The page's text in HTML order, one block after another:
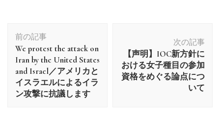
稿
ナ
ビ
ゲ
ー
前の記事
We protest the attack on
Iran by the United States
and Israel／アメリカと
イスラエルによるイラ
ン攻撃に抗議します
次の記事
【声明】IOC新方針に
おける女子種目の参加
資格をめぐる論点につ
いて